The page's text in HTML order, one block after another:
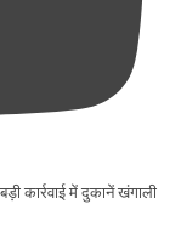
कार्रवाई में दुकानें खंगाली